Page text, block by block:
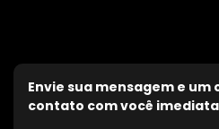
Envie sua mensagem e
contato com você